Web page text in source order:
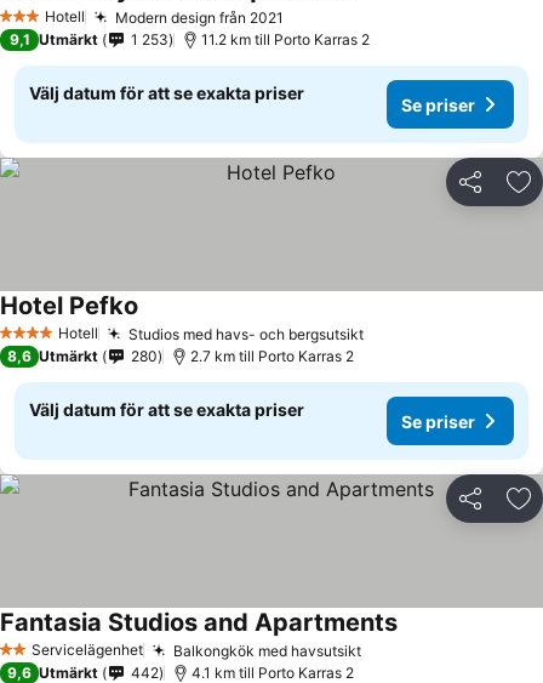
3 StjärnorHotell Modern design från 2021
9,1 Utmärkt 1 253 11.2 km till Porto Karras 2
Välj datum för att se exakta priser
Se priser
Dela
4 StjärnorHotell Studios med havs- och bergsutsikt
Hotel Pefko
8,6 Utmärkt 280 2.7 km till Porto Karras 2
Välj datum för att se exakta priser
Se priser
Dela
2 StjärnorServicelägenhet Balkongkök med havsutsikt
Fantasia Studios and Apartments
9,6 Utmärkt 442 4.1 km till Porto Karras 2